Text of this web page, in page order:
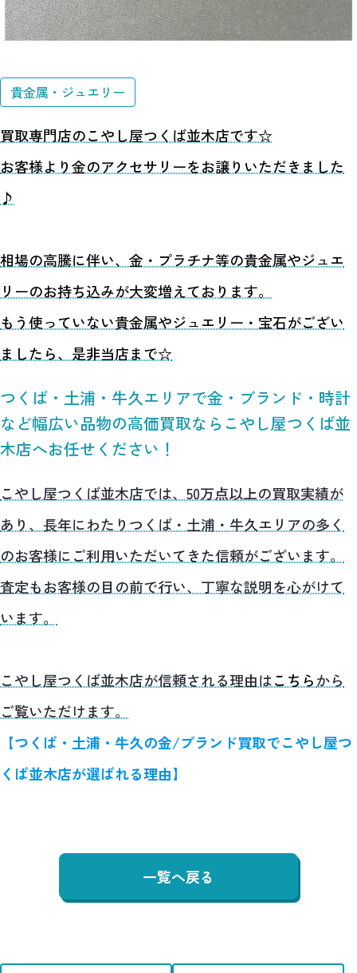
貴金属・ジュエリー
買取専門店のこやし屋つくば並木店です☆
お客様より金のアクセサリーをお譲りいただきました
♪
相場の高騰に伴い、金・プラチナ等の貴金属やジュエ
リーのお持ち込みが大変増えております。
もう使っていない貴金属やジュエリー・宝石がござい
ましたら、是非当店まで☆
つくば・土浦・牛久エリアで金・ブランド・時計
など幅広い品物の高価買取ならこやし屋つくば並
木店へお任せください！
こやし屋つくば並木店では、50万点以上の買取実績が
あり、長年にわたりつくば・土浦・牛久エリアの多く
のお客様にご利用いただいてきた信頼がございます。
査定もお客様の目の前で行い、丁寧な説明を心がけて
います。
こやし屋つくば並木店が信頼される理由はこちらから
ご覧いただけます。
【つくば・土浦・牛久の金/ブランド買取でこやし屋つ
くば並木店が選ばれる理由】
一覧へ戻る